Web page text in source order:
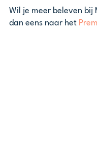
Wil je meer beleven bij
dan eens naar het